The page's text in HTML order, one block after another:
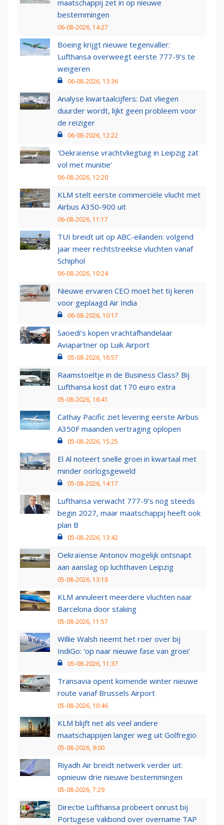
maatschappij zet in op nieuwe
bestemmingen
06-08-2026, 14:27
Boeing krijgt nieuwe tegenvaller:
Lufthansa overweegt eerste 777-9’s te
weigeren
06-08-2026, 13:36
Analyse kwartaalcijfers: Dat vliegen
duurder wordt, lijkt geen probleem voor
de reiziger
06-08-2026, 12:22
'Oekraïense vrachtvliegtuig in Leipzig zat
vol met munitie'
06-08-2026, 12:20
KLM stelt eerste commerciële vlucht met
Airbus A350-900 uit
06-08-2026, 11:17
TUI breidt uit op ABC-eilanden: volgend
jaar meer rechtstreekse vluchten vanaf
Schiphol
06-08-2026, 10:24
Nieuwe ervaren CEO moet het tij keren
voor geplaagd Air India
06-08-2026, 10:17
Saoedi’s kopen vrachtafhandelaar
Aviapartner op Luik Airport
05-08-2026, 16:57
Raamstoeltje in de Business Class? Bij
Lufthansa kost dat 170 euro extra
05-08-2026, 16:41
Cathay Pacific ziet levering eerste Airbus
A350F maanden vertraging oplopen
05-08-2026, 15:25
El Al noteert snelle groei in kwartaal met
minder oorlogsgeweld
05-08-2026, 14:17
Lufthansa verwacht 777-9’s nog steeds
begin 2027, maar maatschappij heeft ook
plan B
05-08-2026, 13:42
Oekraïense Antonov mogelijk ontsnapt
aan aanslag op luchthaven Leipzig
05-08-2026, 13:18
KLM annuleert meerdere vluchten naar
Barcelona door staking
05-08-2026, 11:57
Willie Walsh neemt het roer over bij
IndiGo: 'op naar nieuwe fase van groei'
05-08-2026, 11:37
Transavia opent komende winter nieuwe
route vanaf Brussels Airport
05-08-2026, 10:46
KLM blijft net als veel andere
maatschappijen langer weg uit Golfregio
05-08-2026, 9:00
Riyadh Air breidt netwerk verder uit:
opnieuw drie nieuwe bestemmingen
05-08-2026, 7:29
Directie Lufthansa probeert onrust bij
Portugese vakbond over overname TAP